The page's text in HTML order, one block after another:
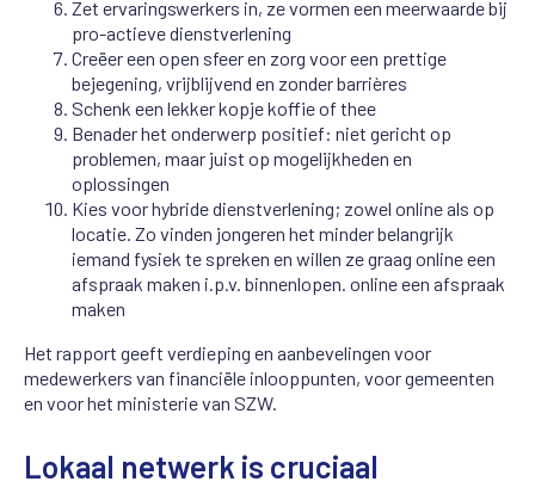
Zet ervaringswerkers in, ze vormen een meerwaarde bij
pro-actieve dienstverlening
Creëer een open sfeer en zorg voor een prettige
bejegening, vrijblijvend en zonder barrières
Schenk een lekker kopje koffie of thee
Benader het onderwerp positief: niet gericht op
problemen, maar juist op mogelijkheden en
oplossingen
Kies voor hybride dienstverlening; zowel online als op
locatie. Zo vinden jongeren het minder belangrijk
iemand fysiek te spreken en willen ze graag online een
afspraak maken i.p.v. binnenlopen. online een afspraak
maken
Het rapport geeft verdieping en aanbevelingen voor
medewerkers van financiële inlooppunten, voor gemeenten
en voor het ministerie van SZW.
Lokaal netwerk is cruciaal